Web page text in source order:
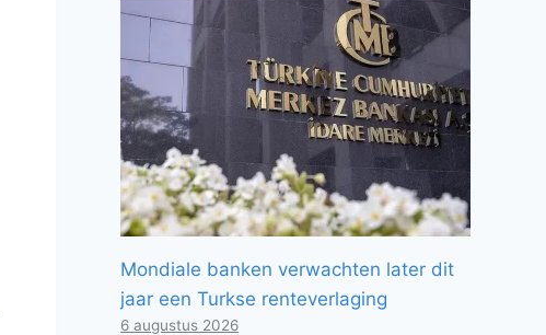
Mondiale banken verwachten later dit
jaar een Turkse renteverlaging
6 augustus 2026